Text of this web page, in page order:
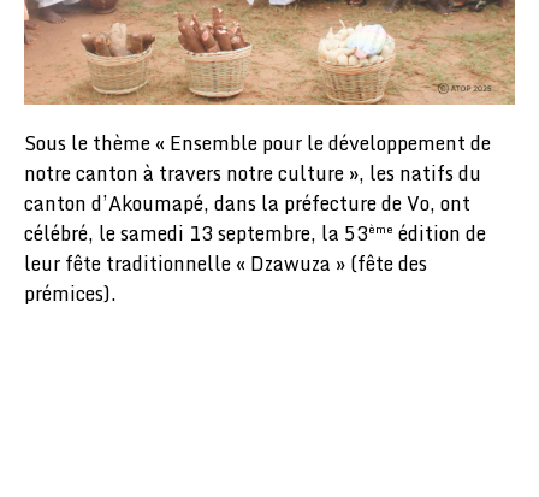
Sous le thème « Ensemble pour le développement de
notre canton à travers notre culture », les natifs du
canton d’Akoumapé, dans la préfecture de Vo, ont
célébré, le samedi 13 septembre, la 53ème édition de
leur fête traditionnelle « Dzawuza » (fête des
prémices).